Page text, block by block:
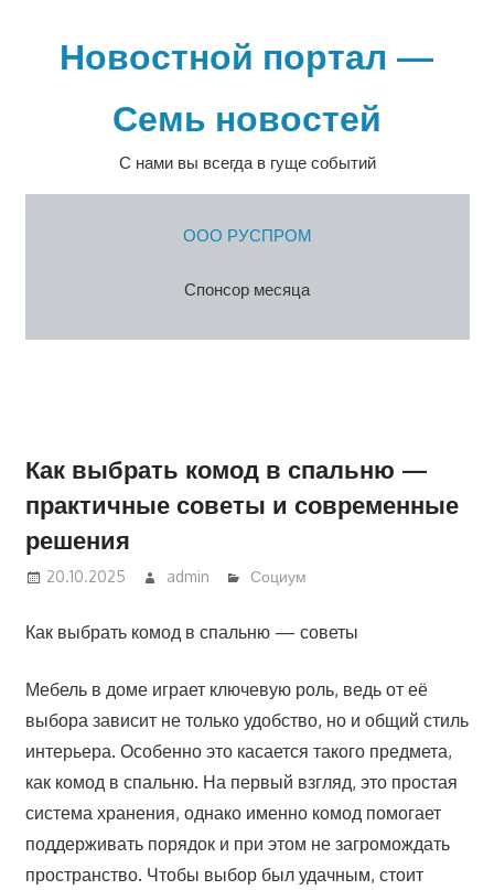
содержимомуНовостной портал —
Семь новостей
С нами вы всегда в гуще событий
ООО РУСПРОМ
Спонсор месяца
Как выбрать комод в спальню —
практичные советы и современные
решения
20.10.2025 admin Социум
Как выбрать комод в спальню — советы
Мебель в доме играет ключевую роль, ведь от её
выбора зависит не только удобство, но и общий стиль
интерьера. Особенно это касается такого предмета,
как комод в спальню. На первый взгляд, это простая
система хранения, однако именно комод помогает
поддерживать порядок и при этом не загромождать
пространство. Чтобы выбор был удачным, стоит